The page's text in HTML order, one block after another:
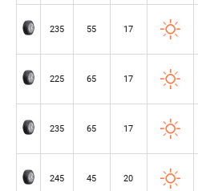
235 55 17
225 65 17
235 65 17
245 45 20